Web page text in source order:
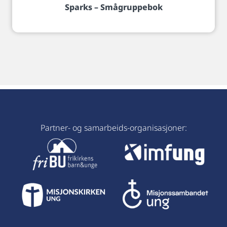
Sparks – Smågruppebok
Partner- og samarbeids-organisasjoner: